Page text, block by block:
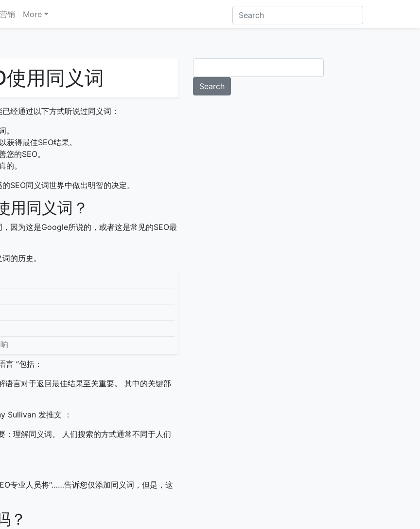
销 More
用同义词
经通过以下方式听说过同义词：
。
得最佳SEO结果。
的SEO。
的。
SEO同义词世界中做出明智的决定。
用同义词？
因为这是Google所说的，或者这是常见的SEO最
的历史。
”包括：
语言对于返回最佳结果至关重要。 其中的关键部
Sullivan 发推文 ：
：理解同义词。 人们搜索的方式通常不同于人们
专业人员将“……告诉您仅添加同义词，但是，这
？
Search